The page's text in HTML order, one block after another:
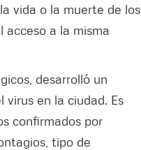
vida o la muerte de los
acceso a la misma
desarrolló un
en la ciudad. Es
confirmados por
tipo de